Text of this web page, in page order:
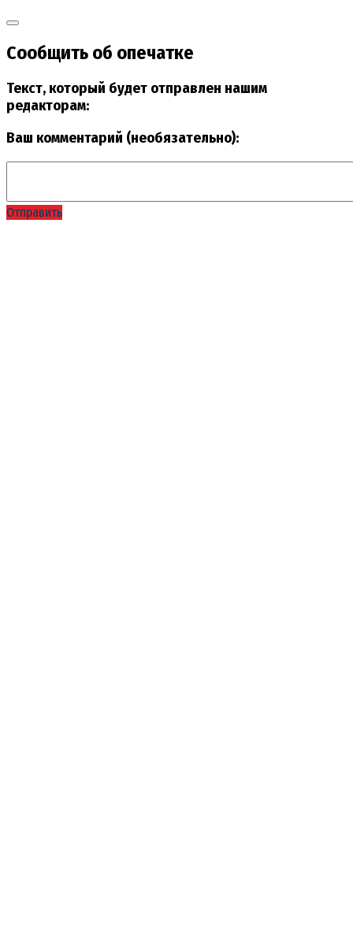
Сообщить об опечатке
Текст, который будет отправлен нашим
редакторам:
Ваш комментарий (необязательно):
Отправить